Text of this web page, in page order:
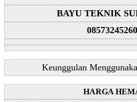
BAYU TEKNIK
Keunggulan
HARGA